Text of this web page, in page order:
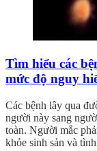
Tìm hiểu các
mức độ nguy
Các bệnh lây qua
người này sang
toàn. Người mắc
khỏe sinh sản và